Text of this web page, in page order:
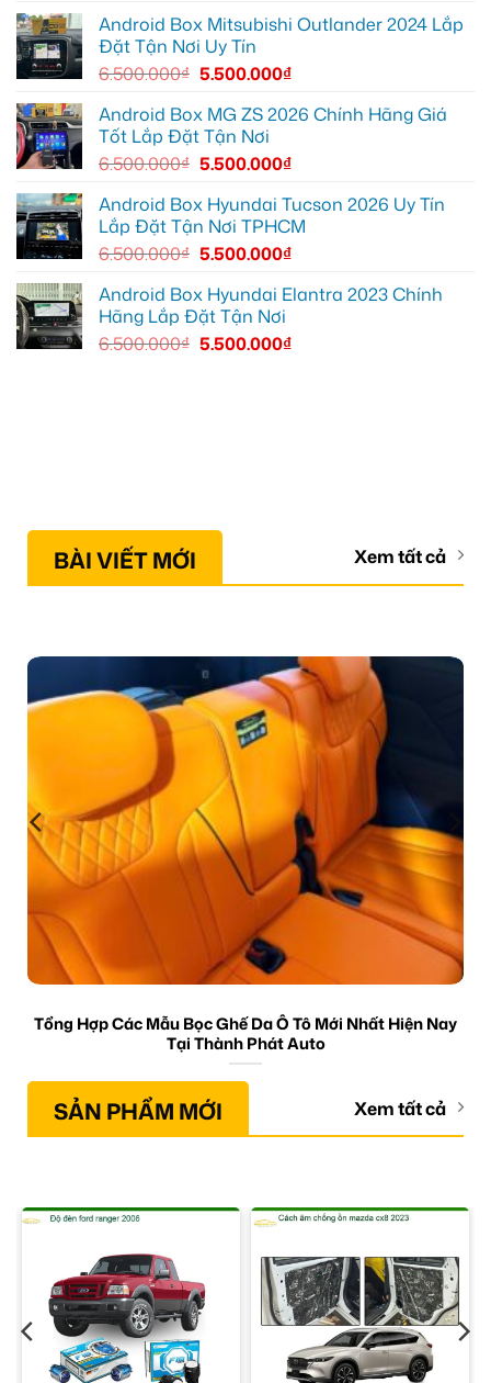
Quận
Gò
Vấp
xem
dẫn
đường
Android Box Mitsubishi Outlander 2024 Lắp
Đặt Tận Nơi Uy Tín
6.500.000₫ 5.500.000₫
Android Box MG ZS 2026 Chính Hãng Giá
Tốt Lắp Đặt Tận Nơi
6.500.000₫ 5.500.000₫
Android Box Hyundai Tucson 2026 Uy Tín
Lắp Đặt Tận Nơi TPHCM
6.500.000₫ 5.500.000₫
Android Box Hyundai Elantra 2023 Chính
Hãng Lắp Đặt Tận Nơi
6.500.000₫ 5.500.000₫
BÀI VIẾT MỚI Xem tất cả
Tổng Hợp Các Mẫu Bọc Ghế Da Ô Tô Mới Nhất Hiện Nay
Tại Thành Phát Auto
SẢN PHẨM MỚI Xem tất cả